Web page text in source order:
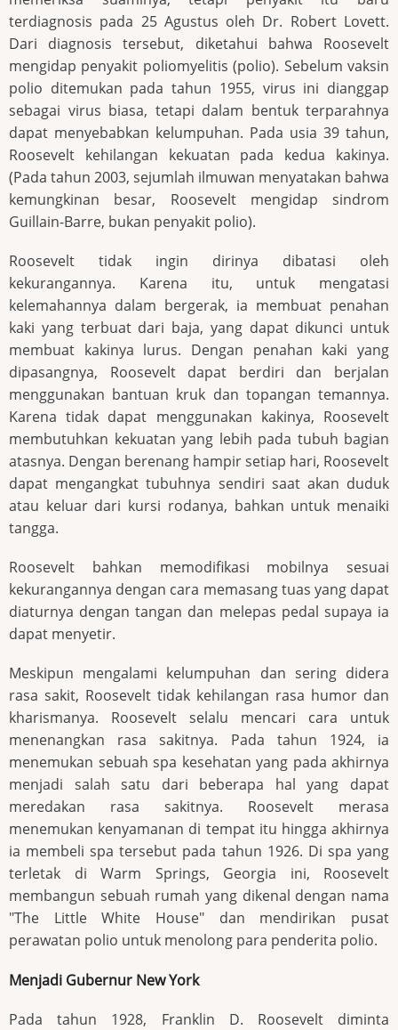
terdiagnosis pada 25 Agustus oleh Dr. Robert Lovett.
Dari diagnosis tersebut, diketahui bahwa Roosevelt
mengidap penyakit poliomyelitis (polio). Sebelum vaksin
polio ditemukan pada tahun 1955, virus ini dianggap
sebagai virus biasa, tetapi dalam bentuk terparahnya
dapat menyebabkan kelumpuhan. Pada usia 39 tahun,
Roosevelt kehilangan kekuatan pada kedua kakinya.
(Pada tahun 2003, sejumlah ilmuwan menyatakan bahwa
kemungkinan besar, Roosevelt mengidap sindrom
Guillain-Barre, bukan penyakit polio).
Roosevelt tidak ingin dirinya dibatasi oleh
kekurangannya. Karena itu, untuk mengatasi
kelemahannya dalam bergerak, ia membuat penahan
kaki yang terbuat dari baja, yang dapat dikunci untuk
membuat kakinya lurus. Dengan penahan kaki yang
dipasangnya, Roosevelt dapat berdiri dan berjalan
menggunakan bantuan kruk dan topangan temannya.
Karena tidak dapat menggunakan kakinya, Roosevelt
membutuhkan kekuatan yang lebih pada tubuh bagian
atasnya. Dengan berenang hampir setiap hari, Roosevelt
dapat mengangkat tubuhnya sendiri saat akan duduk
atau keluar dari kursi rodanya, bahkan untuk menaiki
tangga.
Roosevelt bahkan memodifikasi mobilnya sesuai
kekurangannya dengan cara memasang tuas yang dapat
diaturnya dengan tangan dan melepas pedal supaya ia
dapat menyetir.
Meskipun mengalami kelumpuhan dan sering didera
rasa sakit, Roosevelt tidak kehilangan rasa humor dan
kharismanya. Roosevelt selalu mencari cara untuk
menenangkan rasa sakitnya. Pada tahun 1924, ia
menemukan sebuah spa kesehatan yang pada akhirnya
menjadi salah satu dari beberapa hal yang dapat
meredakan rasa sakitnya. Roosevelt merasa
menemukan kenyamanan di tempat itu hingga akhirnya
ia membeli spa tersebut pada tahun 1926. Di spa yang
terletak di Warm Springs, Georgia ini, Roosevelt
membangun sebuah rumah yang dikenal dengan nama
"The Little White House" dan mendirikan pusat
perawatan polio untuk menolong para penderita polio.
Menjadi Gubernur New York
Pada tahun 1928, Franklin D. Roosevelt diminta